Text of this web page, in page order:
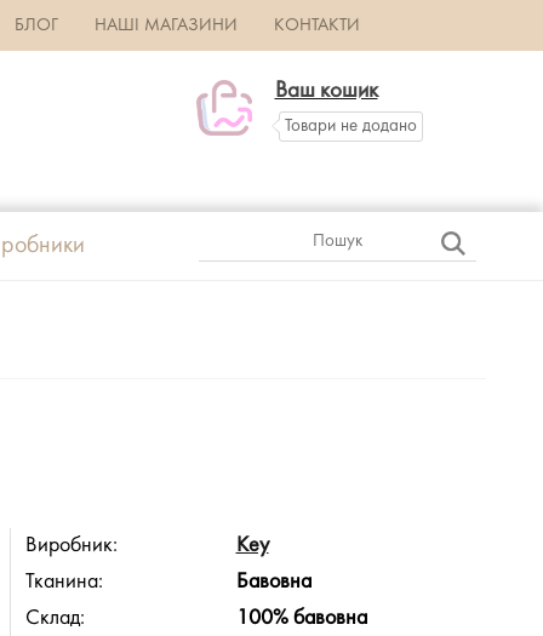
БЛОГ НАШІ МАГАЗИНИ КОНТАКТИ
Ваш кошик
Товари не додано
Виробник:
Key
Тканина:
Бавовна
Склад:
100% бавовна